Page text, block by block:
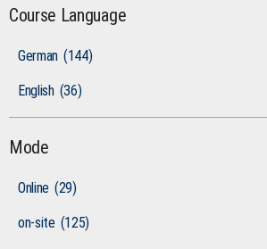
Course Language
German (144)
English (36)
Mode
Online (29)
on-site (125)